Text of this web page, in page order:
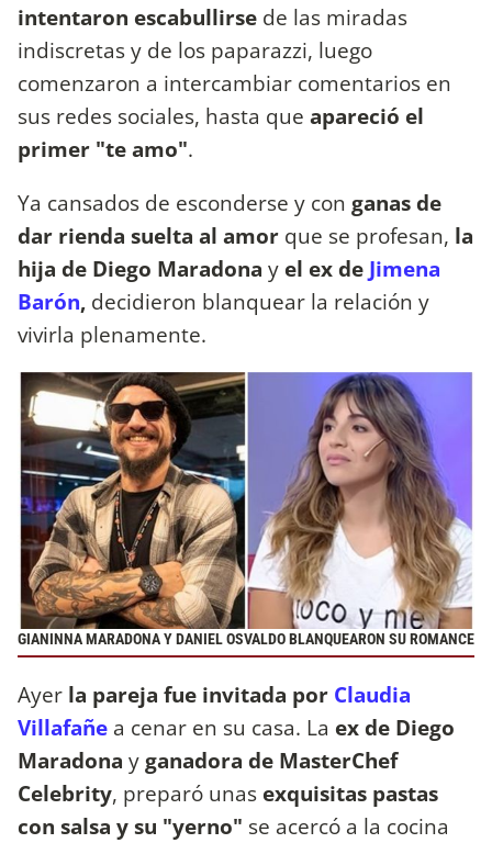
intentaron escabullirse de las miradas
indiscretas y de los paparazzi, luego
comenzaron a intercambiar comentarios en
sus redes sociales, hasta que apareció el
primer "te amo".
Ya cansados de esconderse y con ganas de
dar rienda suelta al amor que se profesan, la
hija de Diego Maradona y el ex de Jimena
Barón, decidieron blanquear la relación y
vivirla plenamente.
GIANINNA MARADONA Y DANIEL OSVALDO BLANQUEARON SU ROMANCE
Ayer la pareja fue invitada por Claudia
Villafañe a cenar en su casa. La ex de Diego
Maradona yganadora de MasterChef
Celebrity, preparó unas exquisitas pastas
con salsa y su "yerno" se acercó a la cocina